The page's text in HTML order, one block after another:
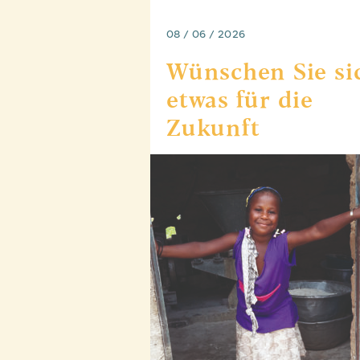
08 / 06 / 2026
Wünschen Sie
etwas für die
Zukunft